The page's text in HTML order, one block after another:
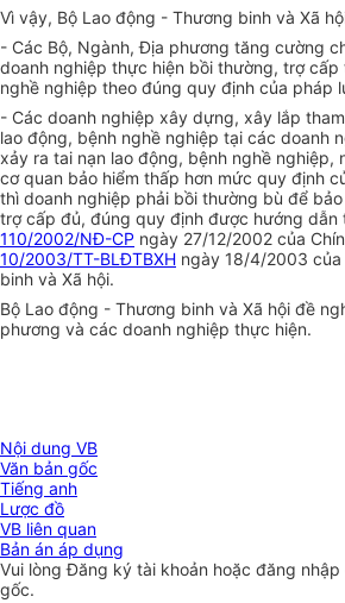
Vì vậy, Bộ Lao động - Thương binh và Xã
- Các Bộ, Ngành, Địa phương tăng cường
doanh nghiệp thực hiện bồi thường, trợ cấp
nghề nghiệp theo đúng quy định của pháp
- Các doanh nghiệp xây dựng, xây lắp
lao động, bệnh nghề nghiệp tại các doanh
xảy ra tai nạn lao động, bệnh nghề nghiệp,
cơ quan bảo hiểm thấp hơn mức quy định
thì doanh nghiệp phải bồi thường bù để
trợ cấp đủ, đúng quy định được hướng dẫn
110/2002/NĐ-CP ngày 27/12/2002 của
10/2003/TT-BLĐTBXH ngày 18/4/2003
binh và Xã hội.
Bộ Lao động - Thương binh và Xã hội đề
phương và các doanh nghiệp thực hiện.
Nội dung VB
Văn bản gốc
Tiếng anh
Lược đồ
VB liên quan
Bản án áp dụng
Vui lòngĐăng ký tài khoản hoặc đăng nhập
gốc.